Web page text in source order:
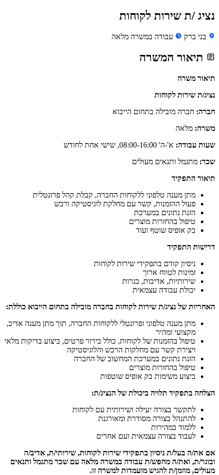
נציג /ת שירות לקוחות
בני ברק עבודה במשרה מלאה
תיאור המשרה
תיאור משרה
נציג/ת שירות לקוחות
חברה: חברה מובילה בתחום הייבוא
משרה: מלאה
שעות עבודה: א'-ה' 08:00-16:00, שישי אחת לחודש
שכר: מתגמל ותנאים מעולים
תיאור התפקיד
מתן מענה טלפוני ללקוחות החברה, קבלת קהל פרונטלית
פעול ההזמנות, קשר עם מחלקת לוגיסטיקה ורכש
הזנת נתונים במערכת
טיפול בהחזרות מוצרים
בק אופיס שוטף ועוד
דרישות התפקיד
ניסיון קודם בתפקידי שירות לקוחות
זמינות לטווח ארוך
שירותיות, אדיבות, בגרות
יכולת עבודה עצמאית
האחריות של נציג/ת שירות לקוחות בחברה מובילה בתחום הייבוא כוללת:
מתן מענה טלפוני ופרונטלי ללקוחות החברה, תוך מתן מענה אדיב,
מקצועי ומהיר
טיפול בהזמנות של לקוחות, כולל בירור פרטים, ביצוע בדיקות מלאי
ויצירת קשר עם מחלקות הרכש והלוגיסטיקה
הזנת נתונים במערכת המחשוב של החברה
טיפול בהחזרות מוצרים
ביצוע משימות בק אופיס שוטפות
הצלחה בתפקיד תלויה ביכולת של הנציג/ת:
לתקשר בצורה יעילה ושירותית עם לקוחות
להתנהל בצורה מסודרת ומאורגנת
ללמוד במהירות
לעבוד בצורה עצמאית ועם אחרים
אם את/ה בעל/ת ניסיון בתפקידי שירות לקוחות, שירותי/ת, אדיב/ה
ובוגר/ת, ואת/ה מחפש/ת עבודה במשרה מלאה עם שכר מתגמל ותנאים
מעולים, מוזמן/ת להגיש מועמדות למשרה זו.